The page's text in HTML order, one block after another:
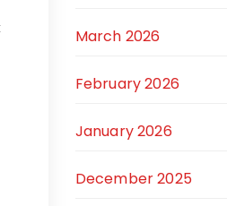
March 2026
February 2026
January 2026
December 2025